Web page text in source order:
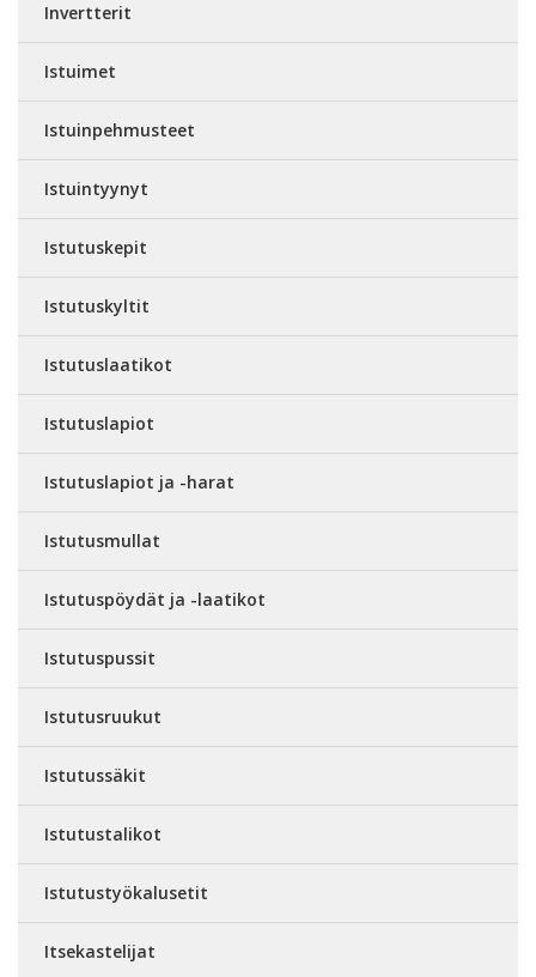
Invertterit
Istuimet
Istuinpehmusteet
Istuintyynyt
Istutuskepit
Istutuskyltit
Istutuslaatikot
Istutuslapiot
Istutuslapiot ja -harat
Istutusmullat
Istutuspöydät ja -laatikot
Istutuspussit
Istutusruukut
Istutussäkit
Istutustalikot
Istutustyökalusetit
Itsekastelijat